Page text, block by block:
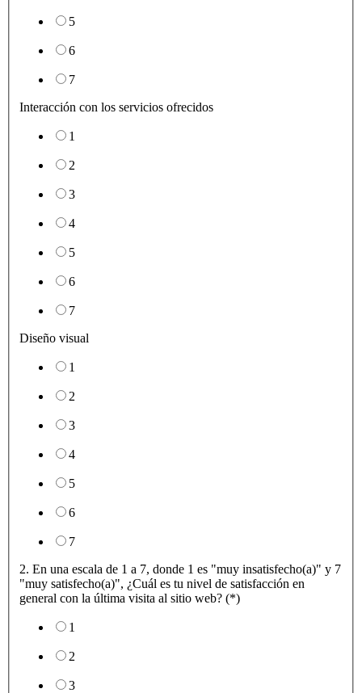
5
6
7
Interacción con los servicios ofrecidos
1
2
3
4
5
6
7
Diseño visual
1
2
3
4
5
6
7
2. En una escala de 1 a 7, donde 1 es "muy insatisfecho(a)" y 7
"muy satisfecho(a)", ¿Cuál es tu nivel de satisfacción en
general con la última visita al sitio web? (*)
1
2
3